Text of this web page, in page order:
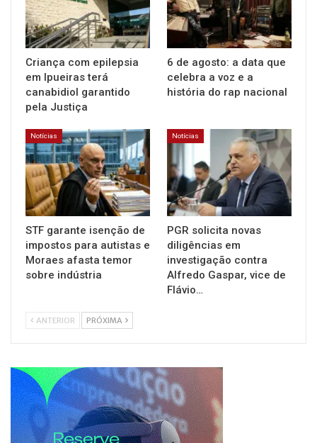
Criança com epilepsia
em Ipueiras terá
canabidiol garantido
pela Justiça
6 de agosto: a data que
celebra a voz e a
história do rap nacional
Notícias
STF garante isenção de
impostos para autistas e
Moraes afasta temor
sobre indústria
Notícias
PGR solicita novas
diligências em
investigação contra
Alfredo Gaspar, vice de
Flávio…
ANTERIOR PRÓXIMA